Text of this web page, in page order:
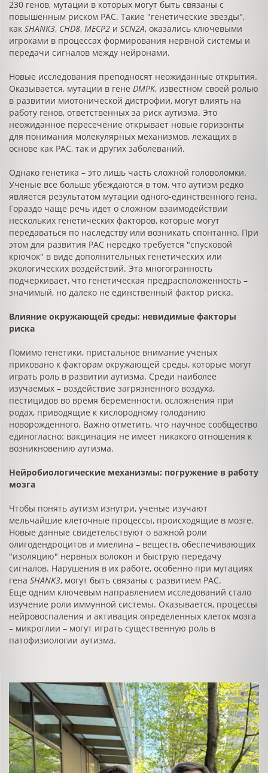
230 генов, мутации в которых могут быть связаны с
повышенным риском РАС. Такие "генетические звезды",
как SHANK3, CHD8, MECP2 и SCN2A, оказались ключевыми
игроками в процессах формирования нервной системы и
передачи сигналов между нейронами.
Новые исследования преподносят неожиданные открытия.
Оказывается, мутации в гене DMPK, известном своей ролью
в развитии миотонической дистрофии, могут влиять на
работу генов, ответственных за риск аутизма. Это
неожиданное пересечение открывает новые горизонты
для понимания молекулярных механизмов, лежащих в
основе как РАС, так и других заболеваний.
Однако генетика – это лишь часть сложной головоломки.
Ученые все больше убеждаются в том, что аутизм редко
является результатом мутации одного-единственного гена.
Гораздо чаще речь идет о сложном взаимодействии
нескольких генетических факторов, которые могут
передаваться по наследству или возникать спонтанно. При
этом для развития РАС нередко требуется "спусковой
крючок" в виде дополнительных генетических или
экологических воздействий. Эта многогранность
подчеркивает, что генетическая предрасположенность –
значимый, но далеко не единственный фактор риска.
Влияние окружающей среды: невидимые факторы
риска
Помимо генетики, пристальное внимание ученых
приковано к факторам окружающей среды, которые могут
играть роль в развитии аутизма. Среди наиболее
изучаемых – воздействие загрязненного воздуха,
пестицидов во время беременности, осложнения при
родах, приводящие к кислородному голоданию
новорожденного. Важно отметить, что научное сообщество
единогласно: вакцинация не имеет никакого отношения к
возникновению аутизма.
Нейробиологические механизмы: погружение в работу
мозга
Чтобы понять аутизм изнутри, ученые изучают
мельчайшие клеточные процессы, происходящие в мозге.
Новые данные свидетельствуют о важной роли
олигодендроцитов и миелина – веществ, обеспечивающих
"изоляцию" нервных волокон и быструю передачу
сигналов. Нарушения в их работе, особенно при мутациях
гена SHANK3, могут быть связаны с развитием РАС.
Еще одним ключевым направлением исследований стало
изучение роли иммунной системы. Оказывается, процессы
нейровоспаления и активация определенных клеток мозга
– микроглии – могут играть существенную роль в
патофизиологии аутизма.